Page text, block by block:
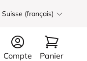
Suisse (français)
Compte Panier